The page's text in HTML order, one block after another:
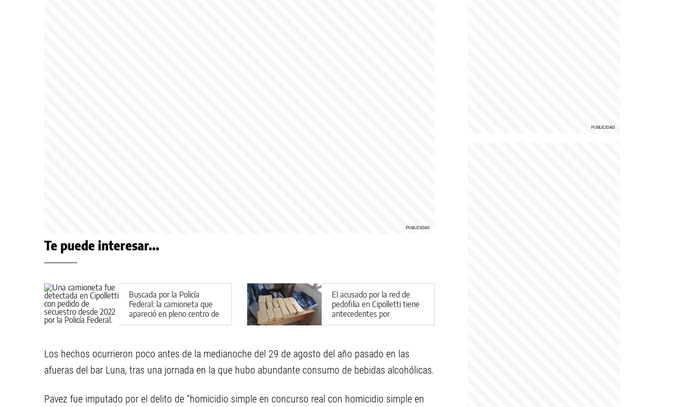
Te puede interesar...
Buscada por la Policía
Federal: la camioneta que
apareció en pleno centro de
Cipolletti
El acusado por la red de
pedofilia en Cipolletti tiene
antecedentes por
narcotráfico
Los hechos ocurrieron poco antes de la medianoche del 29 de agosto del año pasado en las
afueras del bar Luna, tras una jornada en la que hubo abundante consumo de bebidas alcohólicas.
Pavez fue imputado por el delito de “homicidio simple en concurso real con homicidio simple en